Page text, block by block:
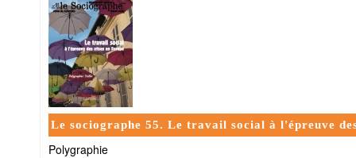
Le sociographe 55. Le travail social à l'épreuve
Polygraphie